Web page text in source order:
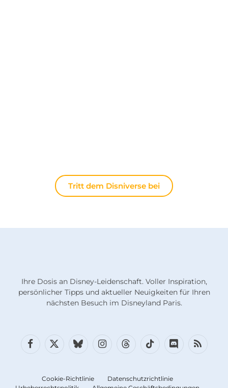
Tritt dem Disniverse bei
Ihre Dosis an Disney-Leidenschaft. Voller Inspiration,
persönlicher Tipps und aktueller Neuigkeiten für Ihren
nächsten Besuch im Disneyland Paris.
Facebook
X
BlueskyInstagramFäden TikTokDiskordRSS
Cookie-Richtlinie
Datenschutzrichtlinie